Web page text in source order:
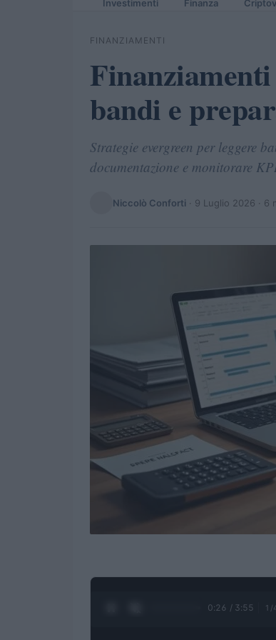
Investimenti Finanza
FINANZIAMENTI
Finanziamenti
bandi e
Strategie evergreen per leggere
documentazione e monitorare
Niccolò Conforti · 9 Luglio 2026 · 6
0:28 / 3:55 1 /